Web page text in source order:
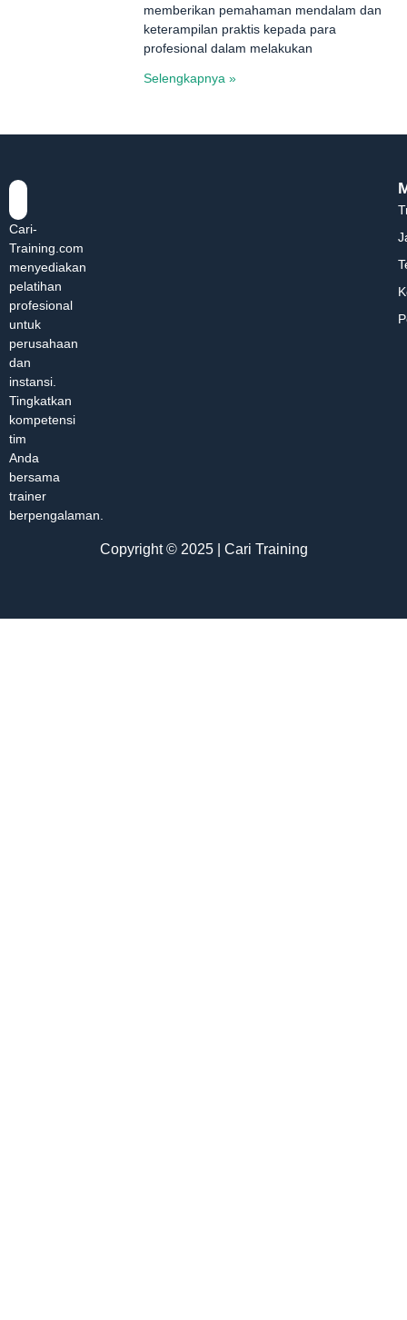
memberikan pemahaman mendalam dan
keterampilan praktis kepada para
profesional dalam melakukan
Selengkapnya »
Cari-
Training.com
menyediakan
pelatihan
profesional
untuk
perusahaan
dan
instansi.
Tingkatkan
kompetensi
tim
Anda
bersama
trainer
berpengalaman.
Copyright © 2025 | Cari Training